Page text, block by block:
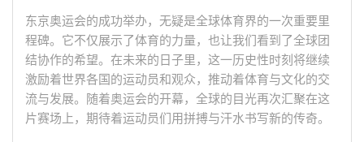
东京奥运会的成功举办，无疑是全球体育界的一次重要里
程碑。它不仅展示了体育的力量，也让我们看到了全球团
结协作的希望。在未来的日子里，这一历史性时刻将继续
激励着世界各国的运动员和观众，推动着体育与文化的交
流与发展。随着奥运会的开幕，全球的目光再次汇聚在这
片赛场上，期待着运动员们用拼搏与汗水书写新的传奇。